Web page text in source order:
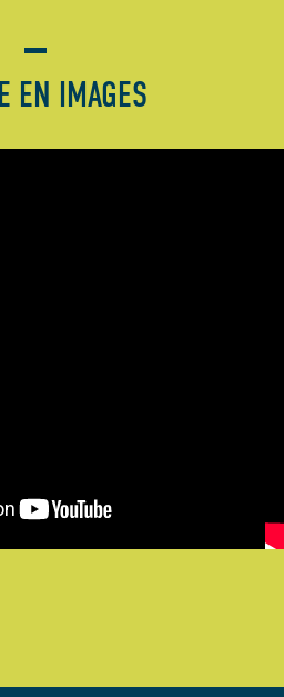
EN IMAGES